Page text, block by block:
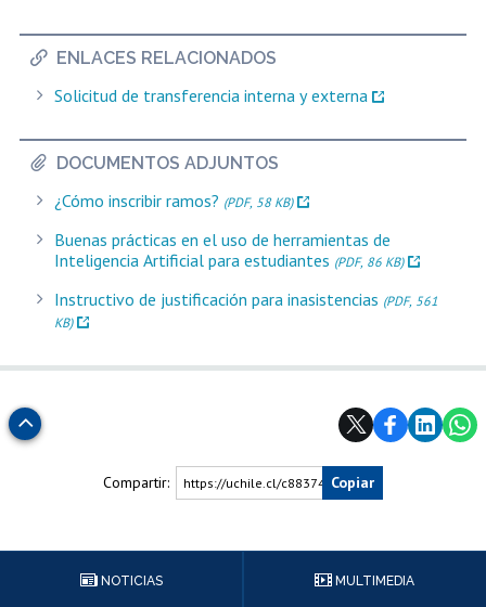
ENLACES RELACIONADOS
Solicitud de transferencia interna y externa
DOCUMENTOS ADJUNTOS
¿Cómo inscribir ramos? (PDF, 58 KB)
Buenas prácticas en el uso de herramientas de
Inteligencia Artificial para estudiantes (PDF, 86 KB)
Instructivo de justificación para inasistencias (PDF, 561
KB)
Subir
Compartir: https://uchile.cl/c88374 Copiar
NOTICIAS MULTIMEDIA